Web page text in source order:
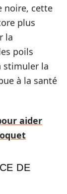
noire, cette
plus
la
poils
stimuler la
à la santé
aider
DE